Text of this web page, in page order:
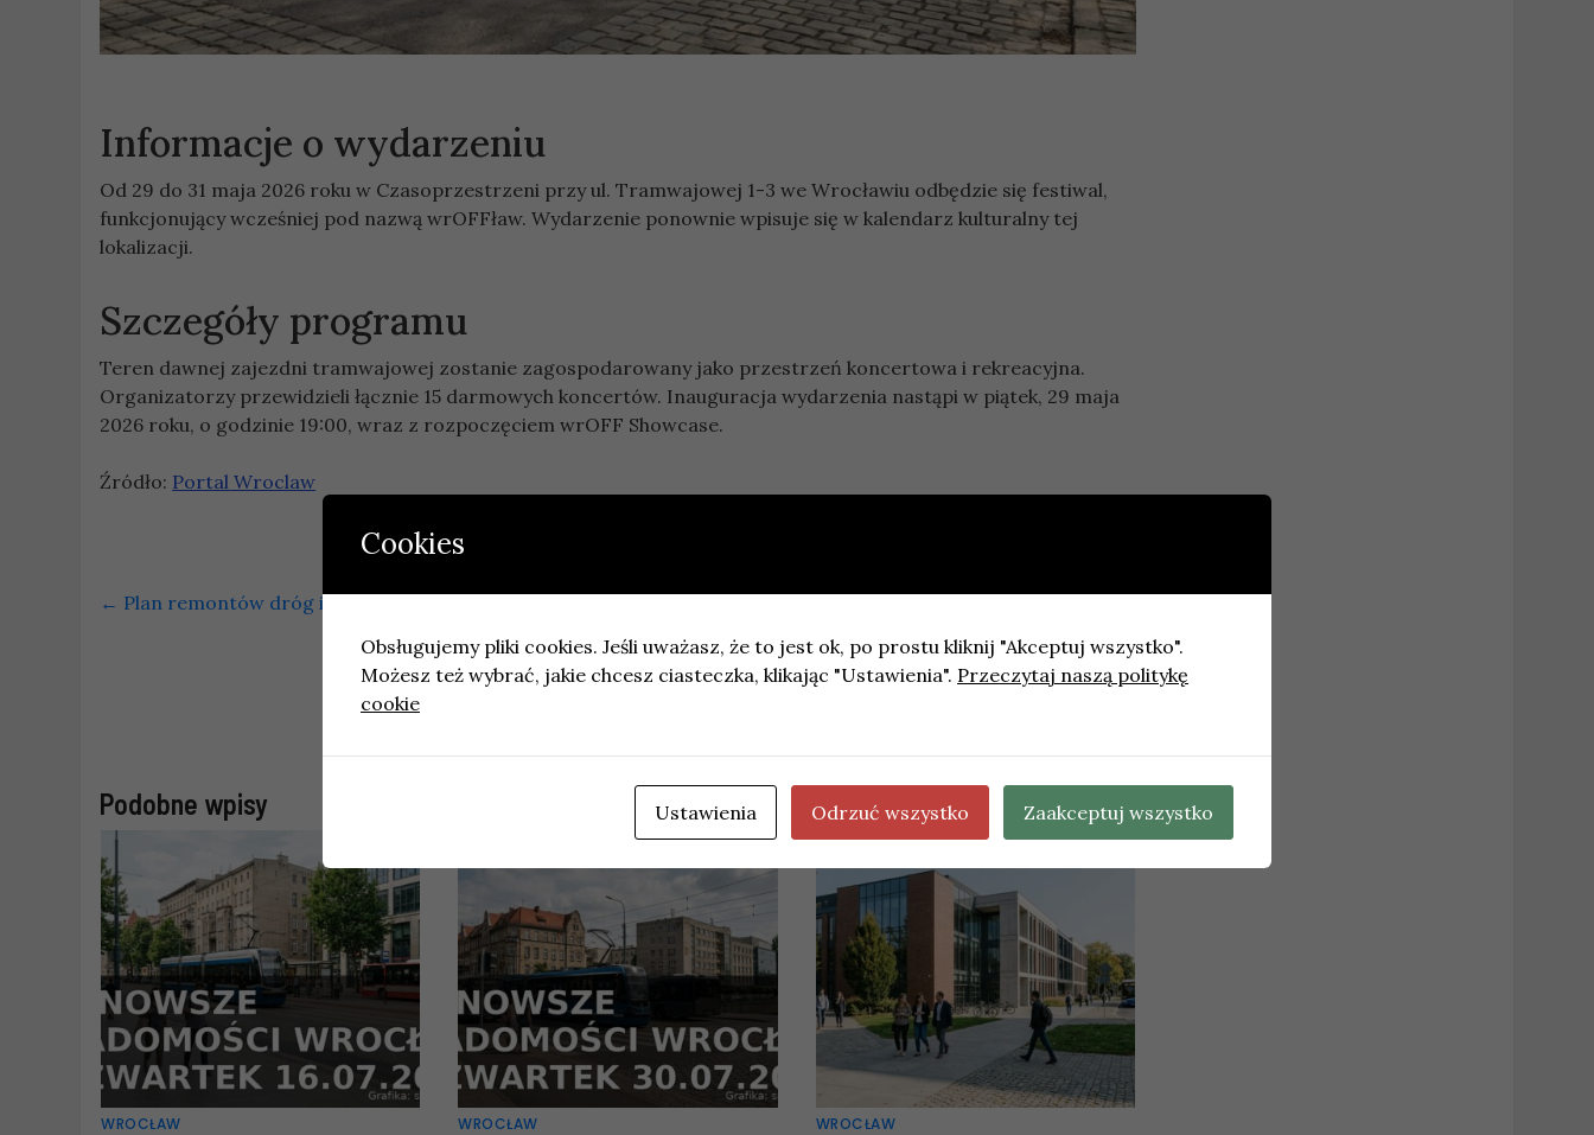
Informacje o wydarzeniu
Od 29 do 31 maja 2026 roku w Czasoprzestrzeni przy ul. Tramwajowej 1-3 we Wrocławiu odbędzie się festiwal,
funkcjonujący wcześniej pod nazwą wrOFFław. Wydarzenie ponownie wpisuje się w kalendarz kulturalny tej
lokalizacji.
Szczegóły programu
Teren dawnej zajezdni tramwajowej zostanie zagospodarowany jako przestrzeń koncertowa i rekreacyjna.
Organizatorzy przewidzieli łącznie 15 darmowych koncertów. Inauguracja wydarzenia nastąpi w piątek, 29 maja
2026 roku, o godzinie 19:00, wraz z rozpoczęciem wrOFF Showcase.
Źródło: Portal Wroclaw
← Plan remontów dróg i torowisk w Łodzi na okres wakacyjny
Podobne wpisy
WROCŁAW WROCŁAW WROCŁAW
Cookies
Obsługujemy pliki cookies. Jeśli uważasz, że to jest ok, po prostu kliknij "Akceptuj wszystko".
Możesz też wybrać, jakie chcesz ciasteczka, klikając "Ustawienia". Przeczytaj naszą politykę
cookie
Ustawienia Odrzuć wszystko Zaakceptuj wszystko